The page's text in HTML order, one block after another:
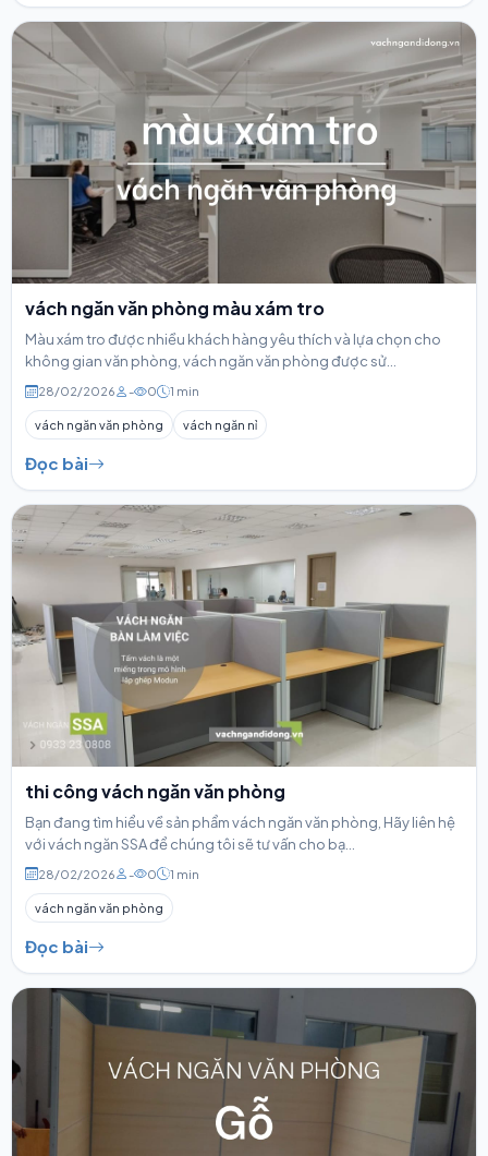
vách ngăn văn phòng màu xám tro
Màu xám tro được nhiều khách hàng yêu thích và lựa chọn cho
không gian văn phòng, vách ngăn văn phòng được sử...
28/02/2026 - 0 1 min
vách ngăn văn phòng vách ngăn nỉ
Đọc bài
thi công vách ngăn văn phòng
Bạn đang tìm hiểu về sản phẩm vách ngăn văn phòng, Hãy liên hệ
với vách ngăn SSA để chúng tôi sẽ tư vấn cho bạ...
28/02/2026 - 0 1 min
vách ngăn văn phòng
Đọc bài